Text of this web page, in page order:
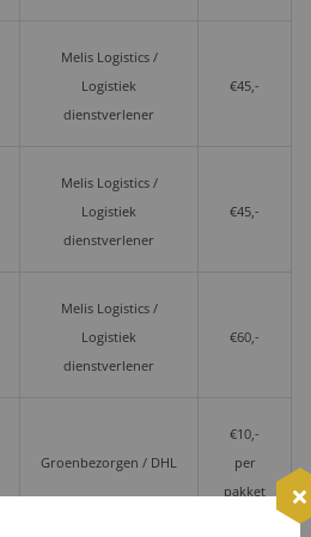
Melis Logistics /
Logistiek
dienstverlener
€45,-
Melis Logistics /
Logistiek
dienstverlener
€45,-
Melis Logistics /
Logistiek
dienstverlener
€60,-
Groenbezorgen / DHL
€10,-
per
pakket